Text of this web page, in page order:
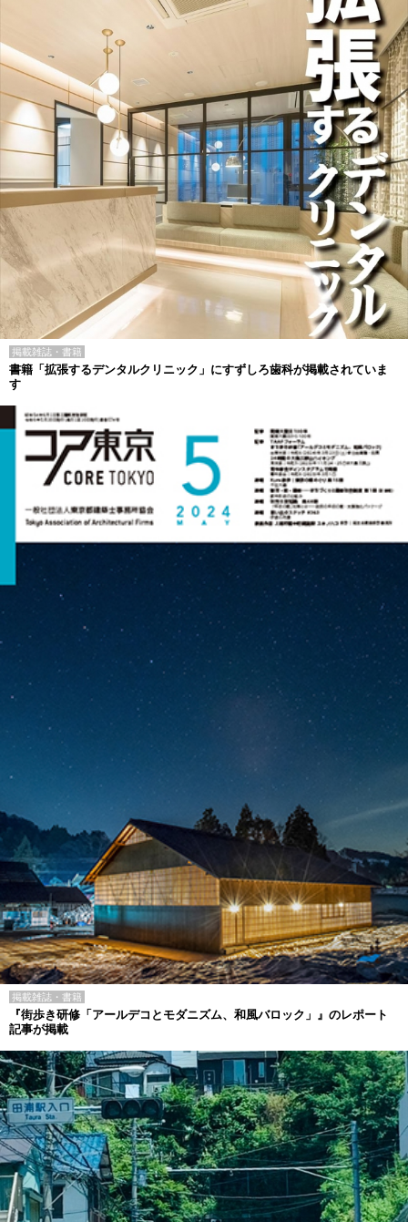
掲載雑誌・書籍
書籍「拡張するデンタルクリニック」にすずしろ歯科が掲載されていま
す
掲載雑誌・書籍
『街歩き研修「アールデコとモダニズム、和風バロック」』のレポート
記事が掲載